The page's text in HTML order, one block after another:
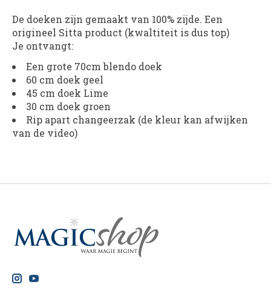
De doeken zijn gemaakt van 100% zijde. Een
origineel Sitta product (kwaltiteit is dus top)
Je ontvangt:
Een grote 70cm blendo doek
60 cm doek geel
45 cm doek Lime
30 cm doek groen
Rip apart changeerzak (de kleur kan afwijken
van de video)